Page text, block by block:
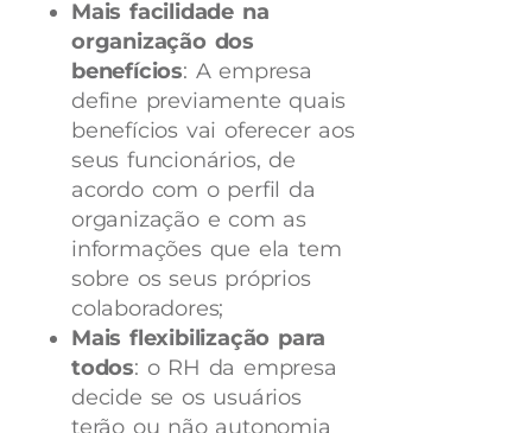
Mais facilidade na
organização dos
benefícios: A empresa
define previamente quais
benefícios vai oferecer aos
seus funcionários, de
acordo com o perfil da
organização e com as
informações que ela tem
sobre os seus próprios
colaboradores;
Mais flexibilização para
todos: o RH da empresa
decide se os usuários
terão ou não autonomia